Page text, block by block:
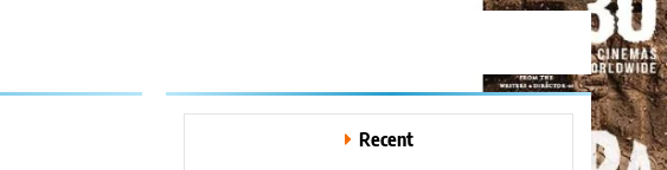
Recent